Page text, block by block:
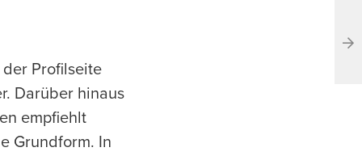
Profilseite
Darüber hinaus
empfiehlt
Grundform. In